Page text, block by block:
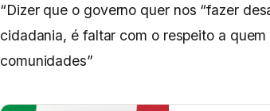
“Dizer que o governo quer nos “fazer
cidadania, é faltar com o respeito a
comunidades”